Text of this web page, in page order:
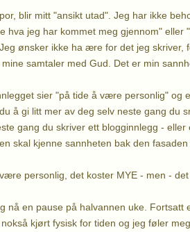
blir mitt "ansikt utad". Jeg har ikke
hva jeg har kommet meg gjennom" eller
ønsker ikke ha ære for det jeg
samtaler med Gud. Det er min
sier "på tide å være personlig"
å gi litt mer av deg selv neste gang du
gang du skriver ett blogginnlegg -
skal kjenne sannheten bak den
personlig, det koster MYE - men -
nå en pause på halvannen uke.
kjørt fysisk for tiden og jeg føler